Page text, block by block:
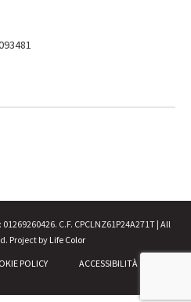
C.F. CPCLNZ61P24A271T | All
Project by Life Color
POLICY ACCESSIBILITÀ